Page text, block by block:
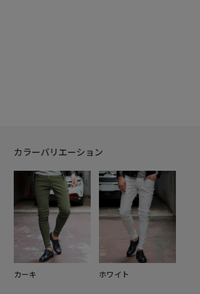
カラーバリエーション
カーキ ホワイト